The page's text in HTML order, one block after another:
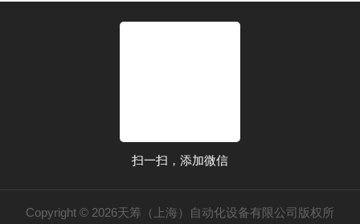
扫一扫，添加微信
Copyright © 2026天筹（上海）自动化设备有限公司版权所